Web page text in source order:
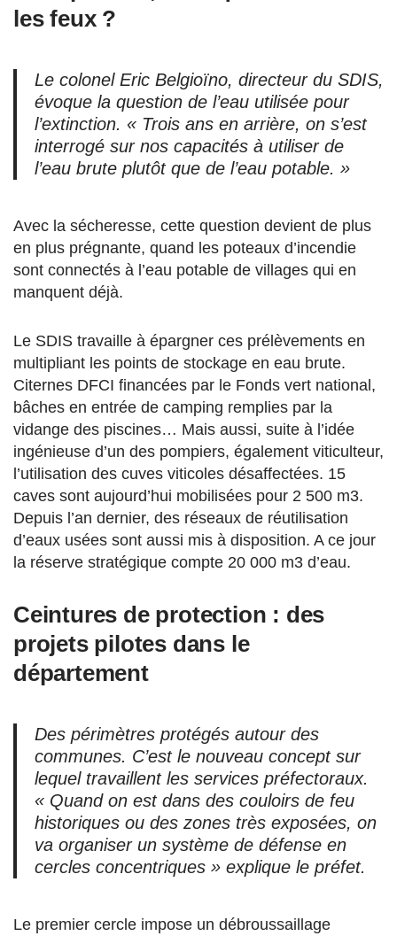
les feux ?
Le colonel Eric Belgioïno, directeur du SDIS,
évoque la question de l’eau utilisée pour
l’extinction. « Trois ans en arrière, on s’est
interrogé sur nos capacités à utiliser de
l’eau brute plutôt que de l’eau potable. »
Avec la sécheresse, cette question devient de plus
en plus prégnante, quand les poteaux d’incendie
sont connectés à l’eau potable de villages qui en
manquent déjà.
Le SDIS travaille à épargner ces prélèvements en
multipliant les points de stockage en eau brute.
Citernes DFCI financées par le Fonds vert national,
bâches en entrée de camping remplies par la
vidange des piscines… Mais aussi, suite à l’idée
ingénieuse d’un des pompiers, également viticulteur,
l’utilisation des cuves viticoles désaffectées. 15
caves sont aujourd’hui mobilisées pour 2 500 m3.
Depuis l’an dernier, des réseaux de réutilisation
d’eaux usées sont aussi mis à disposition. A ce jour
la réserve stratégique compte 20 000 m3 d’eau.
Ceintures de protection : des
projets pilotes dans le
département
Des périmètres protégés autour des
communes. C’est le nouveau concept sur
lequel travaillent les services préfectoraux.
« Quand on est dans des couloirs de feu
historiques ou des zones très exposées, on
va organiser un système de défense en
cercles concentriques » explique le préfet.
Le premier cercle impose un débroussaillage